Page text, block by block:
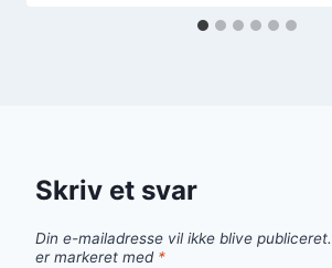
Skriv et svar
Din e-mailadresse vil ikke blive publiceret.
er markeret med *